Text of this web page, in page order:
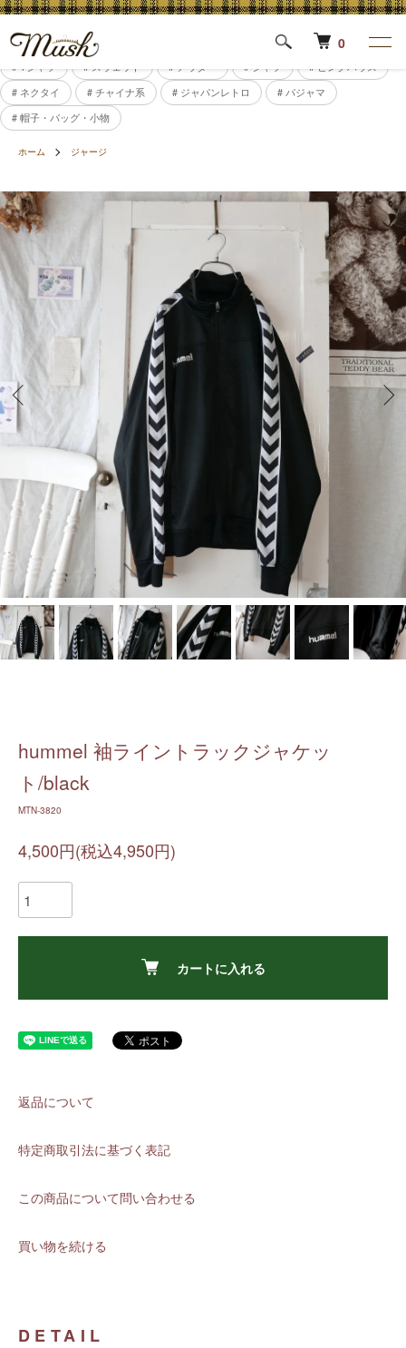
0
# Tシャツ # スウェット # アウター # シャツ
# ピンクハウス
# ネクタイ
# チャイナ系 # ジャパンレトロ
# パジャマ
# 帽子・バッグ・小物
ホーム ジャージ
hummel 袖ライントラックジャケッ
ト/black
MTN-3820
4,500円(税込4,950円)
カートに入れる
返品について
特定商取引法に基づく表記
この商品について問い合わせる
買い物を続ける
DETAIL